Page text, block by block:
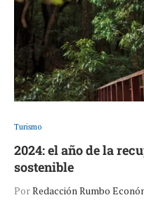
Turismo
2024: el año de la
sostenible
PorRedacción Rumbo